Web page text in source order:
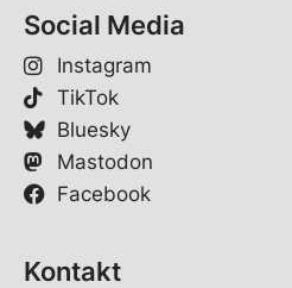
Social Media
Instagram
TikTok
Bluesky
Mastodon
Facebook
Kontakt